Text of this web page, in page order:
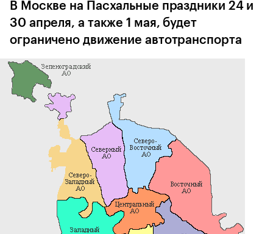
В Москве на Пасхальные праздники 24 и
30 апреля, а также 1 мая, будет
ограничено движение автотранспорта